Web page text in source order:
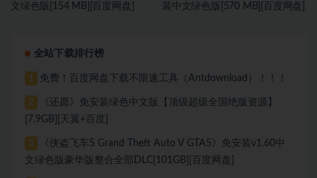
文绿色版[154 MB][百度网盘]
装中文绿色版[570 MB][百度网盘]
全站下载排行榜
1 免费！百度网盘下载不限速工具（Antdownload）！！！
2
《还愿》免安装绿色中文版【顶级超级全国绝版资源】
[7.9GB][天翼+百度]
3
《侠盗飞车5 Grand Theft Auto V GTA5》免安装v1.60中
文绿色版豪华版整合全部DLC[101GB][百度网盘]